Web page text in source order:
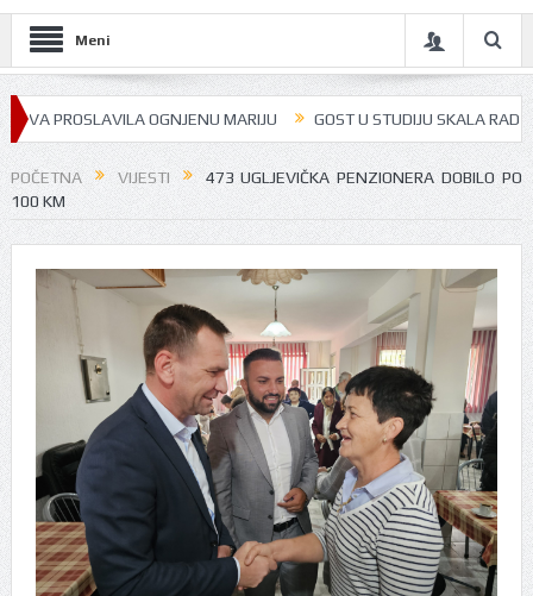
Meni
OGNJENU MARIJU GOST U STUDIJU SKALA RADIJA BILA
POČETNA VIJESTI
473 UGLJEVIČKA PENZIONERA DOBILO PO
100 KM